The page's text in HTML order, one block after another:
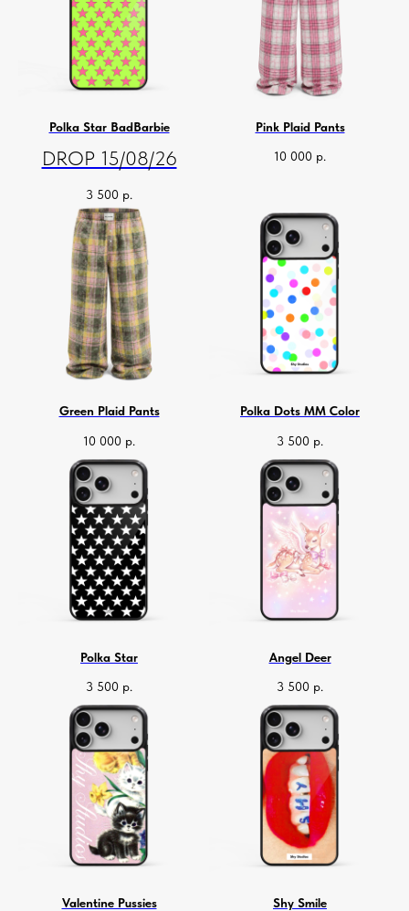
Polka Star BadBarbie
DROP 15/08/26
3 500 р.
Pink Plaid Pants
10 000 р.
Green Plaid Pants
10 000 р.
Polka Dots MM Color
3 500 р.
Polka Star
3 500 р.
Angel Deer
3 500 р.
Valentine Pussies Shy Smile